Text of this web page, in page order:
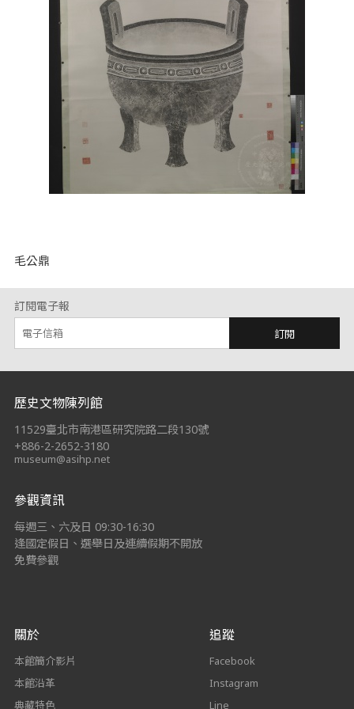
毛公鼎
訂閱電子報
訂閱
:::
歷史文物陳列館
11529臺北市南港區研究院路二段130號
+886-2-2652-3180
museum@asihp.net
參觀資訊
每週三、六及日 09:30-16:30
逢國定假日、選舉日及連續假期不開放
免費參觀
關於
本館簡介影片
本館沿革
典藏特色
追蹤
Facebook
Instagram
Line